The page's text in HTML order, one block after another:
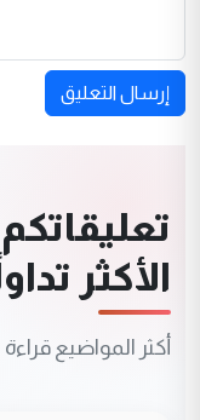
إرسال التعليق
الأكثر
أكثر المواضيع قراءة